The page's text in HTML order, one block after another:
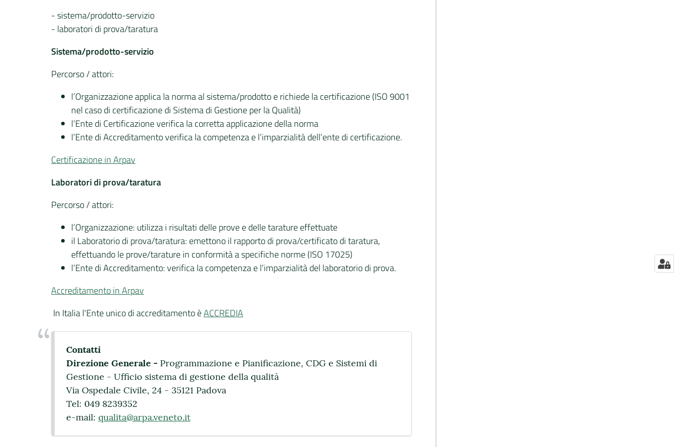
- sistema/prodotto-servizio
- laboratori di prova/taratura
Sistema/prodotto-servizio
Percorso / attori:
l’Organizzazione applica la norma al sistema/prodotto e richiede la certificazione (ISO 9001
nel caso di certificazione di Sistema di Gestione per la Qualità)
l’Ente di Certificazione verifica la corretta applicazione della norma
l’Ente di Accreditamento verifica la competenza e l’imparzialità dell’ente di certificazione.
Certificazione in Arpav
Laboratori di prova/taratura
Percorso / attori:
l’Organizzazione: utilizza i risultati delle prove e delle tarature effettuate
il Laboratorio di prova/taratura: emettono il rapporto di prova/certificato di taratura,
effettuando le prove/tarature in conformità a specifiche norme (ISO 17025)
l’Ente di Accreditamento: verifica la competenza e l’imparzialità del laboratorio di prova.
Accreditamento in Arpav
In Italia l'Ente unico di accreditamento èACCREDIA
Contatti
Direzione Generale - Programmazione e Pianificazione, CDG e Sistemi di
Gestione - Ufficio sistema di gestione della qualità
Via Ospedale Civile, 24 - 35121 Padova
Tel: 049 8239352
e-mail: qualita@arpa.veneto.it